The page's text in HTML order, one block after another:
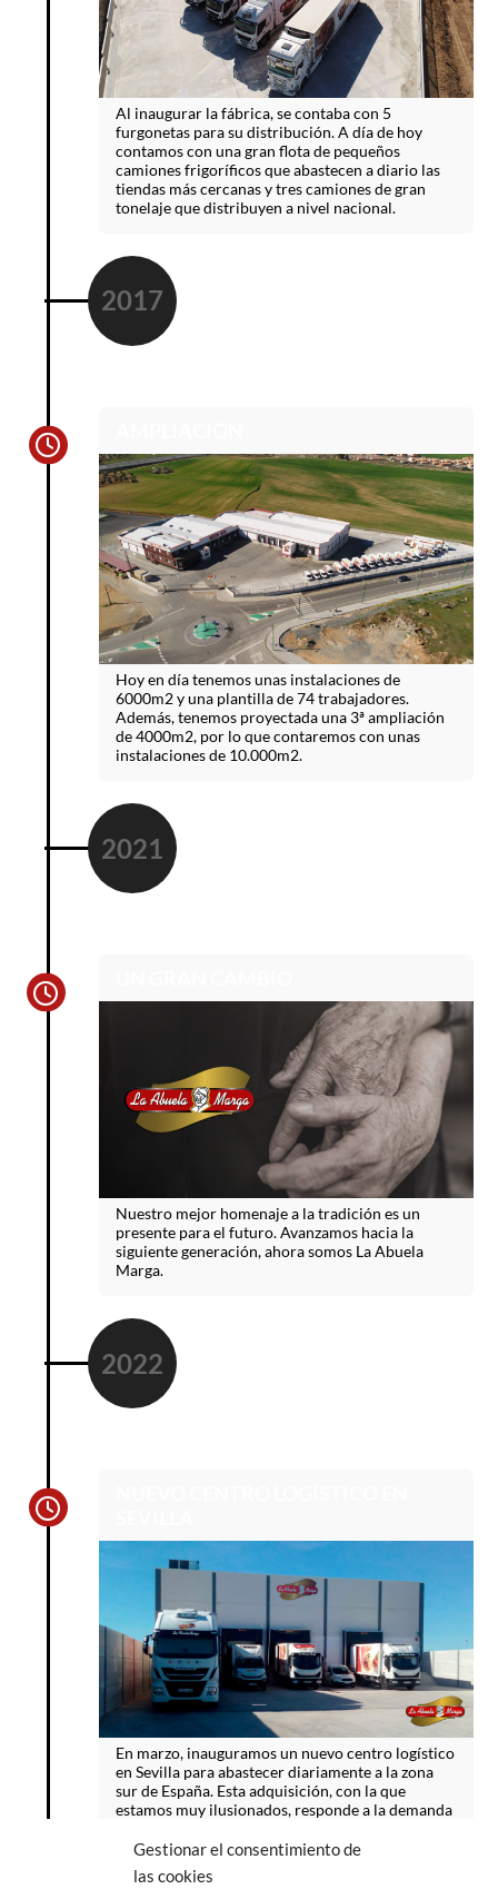
Gestionar el consentimiento de
las cookies
Al inaugurar la fábrica, se contaba con 5
furgonetas para su distribución. A día de hoy
contamos con una gran flota de pequeños
camiones frigoríficos que abastecen a diario las
tiendas más cercanas y tres camiones de gran
tonelaje que distribuyen a nivel nacional.
2017
Hoy en día tenemos unas instalaciones de
6000m2 y una plantilla de 74 trabajadores.
Además, tenemos proyectada una 3ª ampliación
de 4000m2, por lo que contaremos con unas
instalaciones de 10.000m2.
2021
Nuestro mejor homenaje a la tradición es un
presente para el futuro. Avanzamos hacia la
siguiente generación, ahora somos La Abuela
Marga.
2022
En marzo, inauguramos un nuevo centro logístico
en Sevilla para abastecer diariamente a la zona
sur de España. Esta adquisición, con la que
estamos muy ilusionados, responde a la demanda